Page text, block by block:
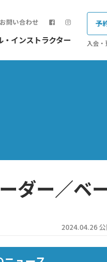
・インストラクター
お問い合わせ 予
入会
ダー／ベ
2024.04.26